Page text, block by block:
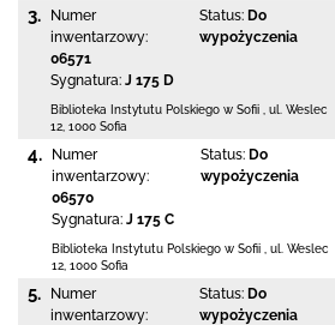
3.
Numer
inwentarzowy:
06571
Sygnatura: J 175 D
Status: Do
wypożyczenia
Biblioteka Instytutu Polskiego w Sofii
ul. Weslec
12 1000 Sofia
4.
Numer
inwentarzowy:
06570
Sygnatura: J 175 C
Status: Do
wypożyczenia
Biblioteka Instytutu Polskiego w Sofii
ul. Weslec
12 1000 Sofia
5.
Numer
inwentarzowy:
Status: Do
wypożyczenia